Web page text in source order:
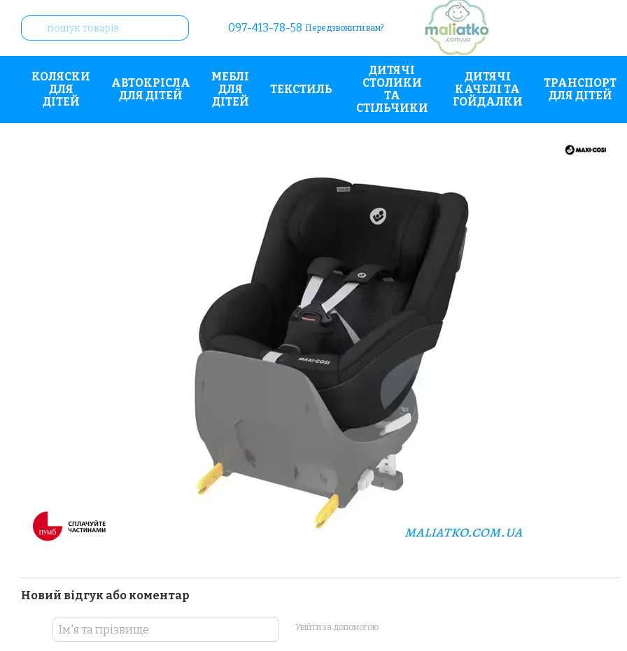
097-413-78-58 Передзвонити вам?
КОЛЯСКИ
ДЛЯ
ДІТЕЙ
АВТОКРІСЛА
ДЛЯ ДІТЕЙ
МЕБЛІ
ДЛЯ
ДІТЕЙ
ТЕКСТИЛЬ
ДИТЯЧІ
СТОЛИКИ
ТА
СТІЛЬЧИКИ
ДИТЯЧІ
КАЧЕЛІ ТА
ГОЙДАЛКИ
ТРАНСПОРТ
ДЛЯ ДІТЕЙ
Новий відгук або коментар
Увійти за допомогою